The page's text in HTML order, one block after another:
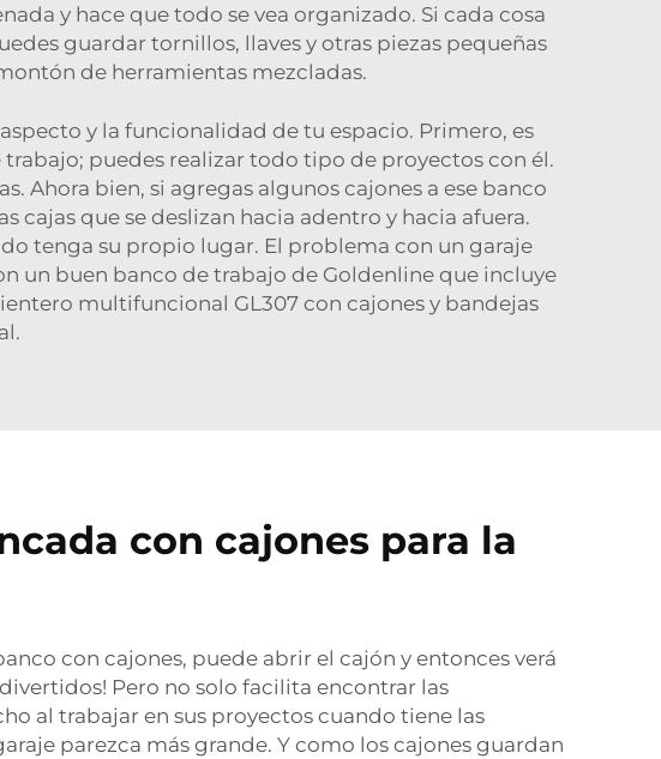
y hace que todo se vea organizado. Si cada cosa
guardar tornillos, llaves y otras piezas pequeñas
de herramientas mezcladas.
y la funcionalidad de tu espacio. Primero, es
puedes realizar todo tipo de proyectos con él.
Ahora bien, si agregas algunos cajones a ese banco
cajas que se deslizan hacia adentro y hacia afuera.
tenga su propio lugar. El problema con un garaje
un buen banco de trabajo de Goldenline que incluye
multifuncional GL307 con cajones y bandejas
con cajones para la
con cajones, puede abrir el cajón y entonces verá
Pero no solo facilita encontrar las
al trabajar en sus proyectos cuando tiene las
parezca más grande. Y como los cajones guardan